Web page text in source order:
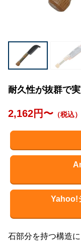
耐久性が抜群で
2,162円〜 （税込）
Yahoo!
石部分を持つ構造